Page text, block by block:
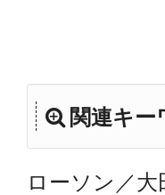
関連キー
ローソン／